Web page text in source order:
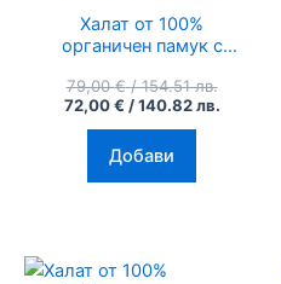
Халат от 100%
органичен памук с
органични багрила
Evil Eye Protection,
син, амулет
79,00€ / 154.51 лв.
72,00€ / 140.82 лв.
Добави